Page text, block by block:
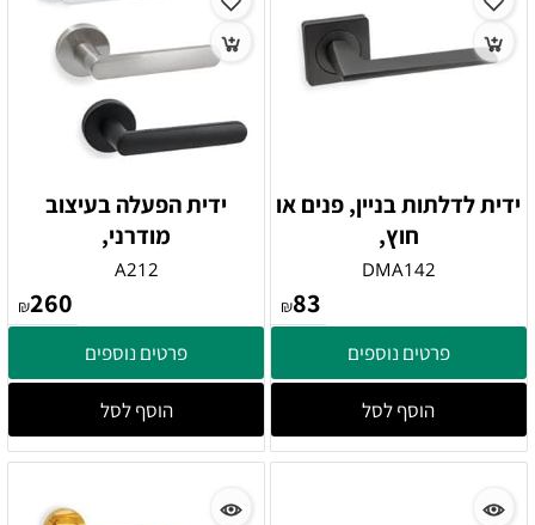
ידית לדלתות בניין, פנים או
חוץ,
DMA142
₪83
פרטים נוספים
הוסף לסל
ידית הפעלה בעיצוב
מודרני,
A212
₪260
פרטים נוספים
הוסף לסל